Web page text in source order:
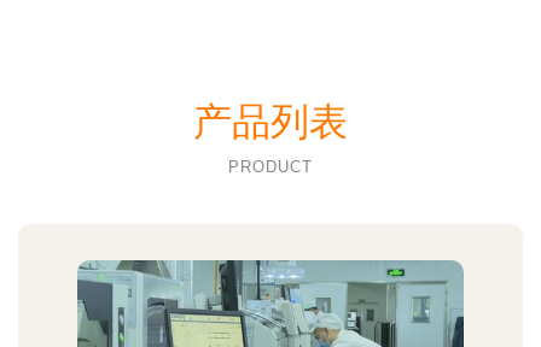
产品列表
PRODUCT